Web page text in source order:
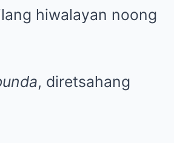
hiwalayan noong
, diretsahang